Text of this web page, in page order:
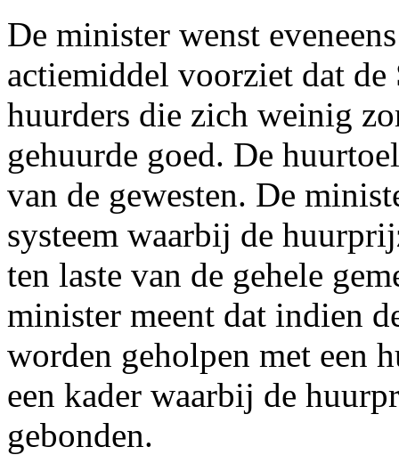
De minister wenst
actiemiddel voorziet dat de
huurders die zich weinig
gehuurde goed. De
van de gewesten. De
systeem waarbij de
ten laste van de gehele
minister meent dat indien
worden geholpen met een
een kader waarbij de
gebonden.